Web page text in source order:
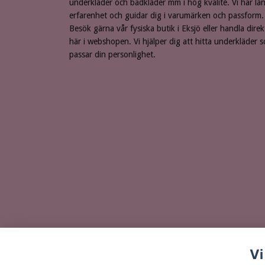
underkläder och badkläder mm i hög kvalité. Vi har
erfarenhet och guidar dig i varumärken och passform.
Besök gärna vår fysiska butik i Eksjö eller handla
här i webshopen. Vi hjälper dig att hitta underkläder
passar din personlighet.